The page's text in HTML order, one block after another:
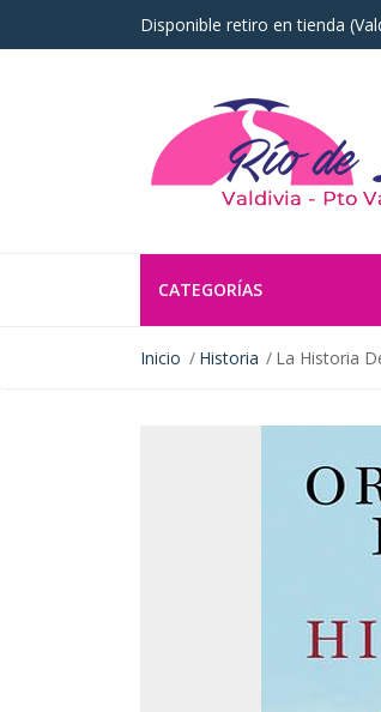
Disponible retiro en tienda
CATEGORÍAS
Inicio Historia La Historia